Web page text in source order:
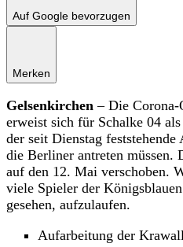
Auf Google bevorzugen
Merken
Gelsenkirchen – Die Corona-
erweist sich für Schalke 04
der seit Dienstag feststehende
die Berliner antreten müssen.
auf den 12. Mai verschoben.
viele Spieler der
gesehen, aufzulaufen.
Aufarbeitung der